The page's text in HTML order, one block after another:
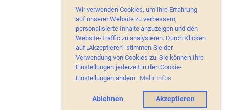
Wir verwenden Cookies, um Ihre Erfahrung
auf unserer Website zu verbessern,
personalisierte Inhalte anzuzeigen und den
Website-Traffic zu analysieren. Durch Klicken
auf „Akzeptieren“ stimmen Sie der
Verwendung von Cookies zu. Sie können Ihre
Einstellungen jederzeit in den Cookie-
Einstellungen ändern. Mehr Infos
Ablehnen Akzeptieren